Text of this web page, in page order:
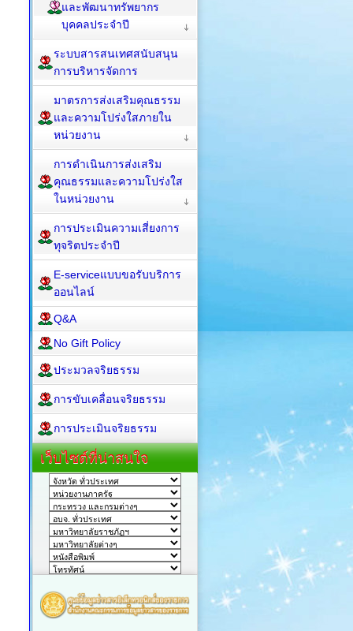
และพัฒนาทรัพยากร
บุคคลประจำปี
ระบบสารสนเทศสนับสนุน
การบริหารจัดการ
มาตรการส่งเสริมคุณธรรม
และความโปร่งใสภายใน
หน่วยงาน
การดำเนินการส่งเสริม
คุณธรรมและความโปร่งใส
ในหน่วยงาน
การประเมินความเสี่ยงการ
ทุจริตประจำปี
E-serviceแบบขอรับบริการ
ออนไลน์
Q&A
No Gift Policy
ประมวลจริยธรรม
การขับเคลื่อนจริยธรรม
การประเมินจริยธรรม
เว็บไซต์ที่น่าสนใจ